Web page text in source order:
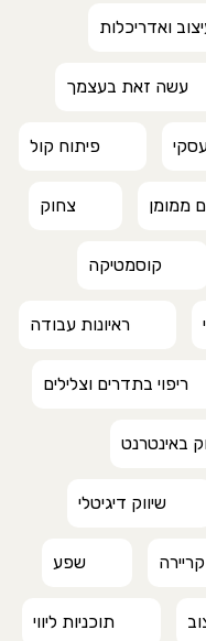
ואדריכלות
עשה זאת בעצמך
פיתוח קול
ממומן צחוק
קוסמטיקה
ראיונות עבודה
ריפוי בתדרים וצלילים
באינטרנט
שיווק דיגיטלי
שפע
תוכניות ליווי